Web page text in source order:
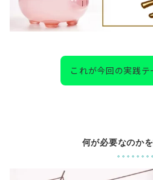
これが今回の実践
何が必要なのか